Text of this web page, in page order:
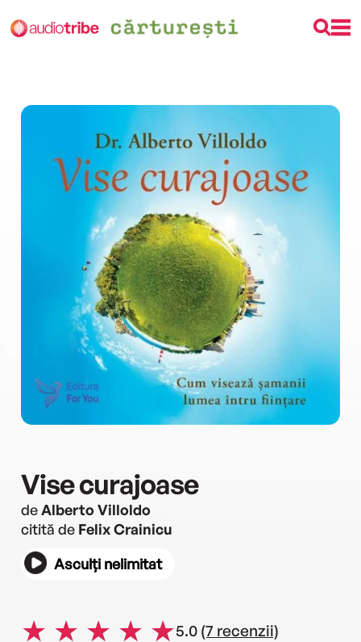
Vise curajoase
deAlberto Villoldo
citită de Felix Crainicu
Asculți nelimitat
5.0 (7 recenzii)